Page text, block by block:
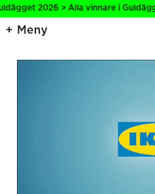
2026 > Alla vinnare i
Meny